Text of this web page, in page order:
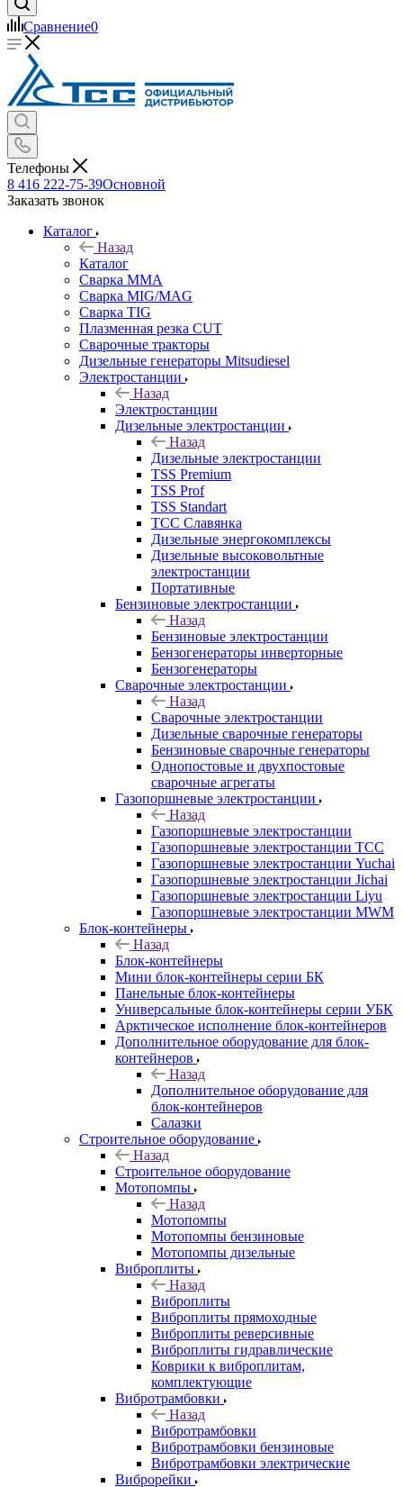
Сравнение0
Телефоны
8 416 222-75-39Основной
Заказать звонок
Каталог
Назад
Каталог
Сварка MMA
Сварка MIG/MAG
Сварка TIG
Плазменная резка CUT
Сварочные тракторы
Дизельные генераторы Mitsudiesel
Электростанции
Назад
Электростанции
Дизельные электростанции
Назад
Дизельные электростанции
TSS Premium
TSS Prof
TSS Standart
ТСС Славянка
Дизельные энергокомплексы
Дизельные высоковольтные
электростанции
Портативные
Бензиновые электростанции
Назад
Бензиновые электростанции
Бензогенераторы инверторные
Бензогенераторы
Сварочные электростанции
Назад
Сварочные электростанции
Дизельные сварочные генераторы
Бензиновые сварочные генераторы
Однопостовые и двухпостовые
сварочные агрегаты
Газопоршневые электростанции
Назад
Газопоршневые электростанции
Газопоршневые электростанции ТСС
Газопоршневые электростанции Yuchai
Газопоршневые электростанции Jichai
Газопоршневые электростанции Liyu
Газопоршневые электростанции MWM
Блок-контейнеры
Назад
Блок-контейнеры
Мини блок-контейнеры серии БК
Панельные блок-контейнеры
Универсальные блок-контейнеры серии УБК
Арктическое исполнение блок-контейнеров
Дополнительное оборудование для блок-
контейнеров
Назад
Дополнительное оборудование для
блок-контейнеров
Салазки
Строительное оборудование
Назад
Строительное оборудование
Мотопомпы
Назад
Мотопомпы
Мотопомпы бензиновые
Мотопомпы дизельные
Виброплиты
Назад
Виброплиты
Виброплиты прямоходные
Виброплиты реверсивные
Виброплиты гидравлические
Коврики к виброплитам,
комплектующие
Вибротрамбовки
Назад
Вибротрамбовки
Вибротрамбовки бензиновые
Вибротрамбовки электрические
Виброрейки